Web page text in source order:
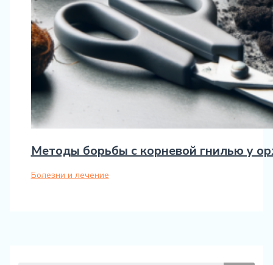
Методы борьбы с корневой гнилью у
Болезни и лечение